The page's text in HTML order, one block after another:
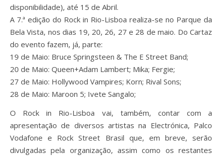
disponibilidade), até 15 de Abril.
A 7.ª edição do Rock in Rio-Lisboa realiza-se no Parque da
Bela Vista, nos dias 19, 20, 26, 27 e 28 de maio. Do Cartaz
do evento fazem, já, parte:
19 de Maio: Bruce Springsteen & The E Street Band;
20 de Maio: Queen+Adam Lambert; Mika; Fergie;
27 de Maio: Hollywood Vampires; Korn; Rival Sons;
28 de Maio: Maroon 5; Ivete Sangalo;
O Rock in Rio-Lisboa vai, também, contar com a
apresentação de diversos artistas na Electrónica, Palco
Vodafone e Rock Street Brasil que, em breve, serão
divulgadas pela organização, assim como os restantes